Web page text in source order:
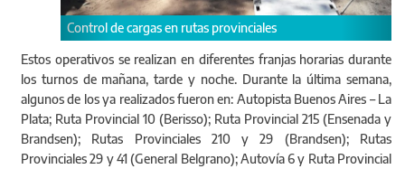
provinciales
Control de cargas en rutas
Estos operativos se realizan en diferentes franjas horarias durante
los turnos de mañana, tarde y noche. Durante la última semana,
algunos de los ya realizados fueron en: Autopista Buenos Aires – La
Plata; Ruta Provincial 10 (Berisso); Ruta Provincial 215 (Ensenada y
Brandsen); Rutas Provinciales 210 y 29 (Brandsen); Rutas
Provinciales 29 y 41 (General Belgrano); Autovía 6 y Ruta Provincial